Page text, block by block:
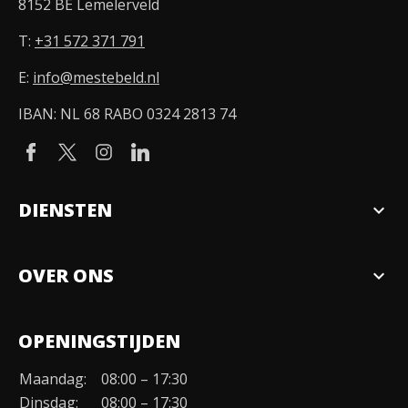
8152 BE Lemelerveld
T: +31 572 371 791
E: info@mestebeld.nl
IBAN: NL 68 RABO 0324 2813 74
DIENSTEN expand_more
OVER ONS expand_more
Organisatie
Duurzaamheid
OPENINGSTIJDEN
Maandag:
08:00 – 17:30
Dinsdag:
08:00 – 17:30